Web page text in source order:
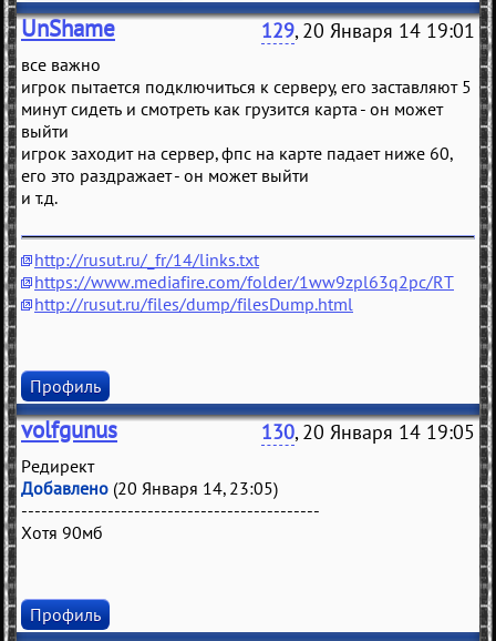
UnShame 129, 20 Января 14 19:01
все важно
игрок пытается подключиться к серверу, его заставляют 5
минут сидеть и смотреть как грузится карта - он может
выйти
игрок заходит на сервер, фпс на карте падает ниже 60,
его это раздражает - он может выйти
и т.д.
http://rusut.ru/_fr/14/links.txt
https://www.mediafire.com/folder/1ww9zpl63q2pc/RT
http://rusut.ru/files/dump/filesDump.html
Профиль
volfgunus 130, 20 Января 14 19:05
Редирект
Добавлено (20 Января 14, 23:05)
---------------------------------------------
Хотя 90мб
Профиль